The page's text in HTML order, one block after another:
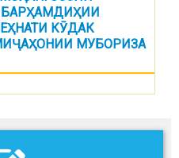
КӮДАК
МУБОРИЗА